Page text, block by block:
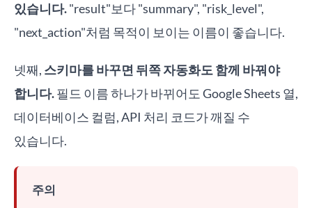
있습니다."result"보다 "summary", "risk_level",
"next_action"처럼 목적이 보이는 이름이 좋습니다.
넷째, 스키마를 바꾸면 뒤쪽 자동화도 함께 바꿔야
합니다.필드 이름 하나가 바뀌어도 Google Sheets 열,
데이터베이스 컬럼, API 처리 코드가 깨질 수
있습니다.
주의